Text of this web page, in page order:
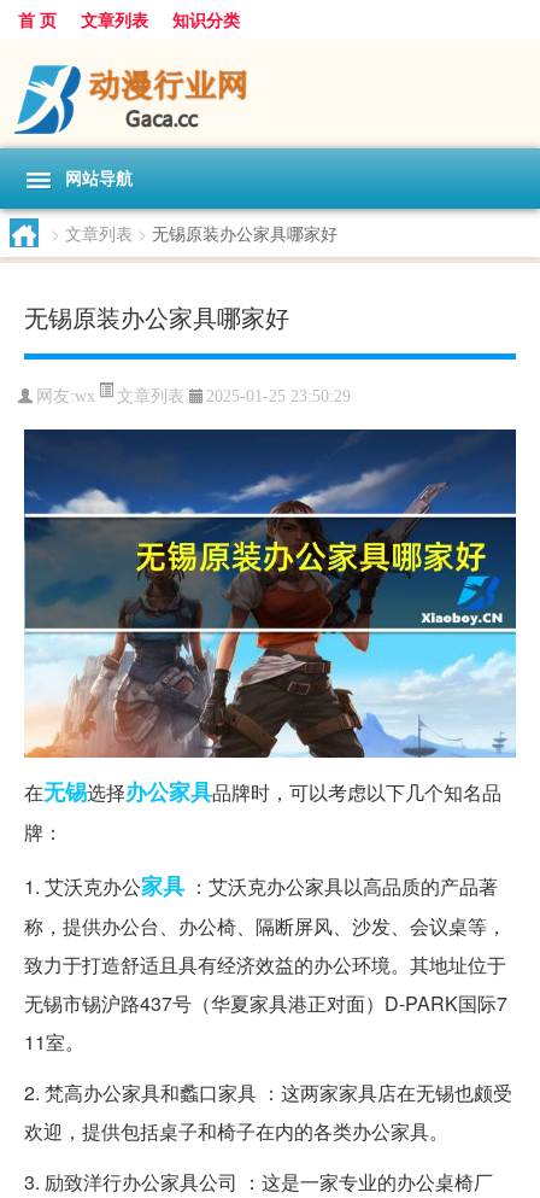
首 页 文章列表 知识分类
网站导航
> 文章列表 > 无锡原装办公家具哪家好
无锡原装办公家具哪家好
网友:wx 文章列表 2025-01-25 23:50:29
在无锡选择办公家具品牌时，可以考虑以下几个知名品
牌：
1. 艾沃克办公家具 ：艾沃克办公家具以高品质的产品著
称，提供办公台、办公椅、隔断屏风、沙发、会议桌等，
致力于打造舒适且具有经济效益的办公环境。其地址位于
无锡市锡沪路437号（华夏家具港正对面）D-PARK国际7
11室。
2. 梵高办公家具和蠡口家具 ：这两家家具店在无锡也颇受
欢迎，提供包括桌子和椅子在内的各类办公家具。
3. 励致洋行办公家具公司 ：这是一家专业的办公桌椅厂